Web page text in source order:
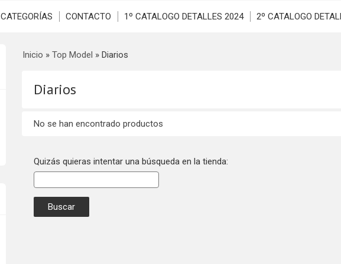
CATEGORÍAS CONTACTO 1º CATALOGO DETALLES 2024 2º CATALOGO
Inicio » Top Model » Diarios
Diarios
No se han encontrado productos
Quizás quieras intentar una búsqueda en la tienda: